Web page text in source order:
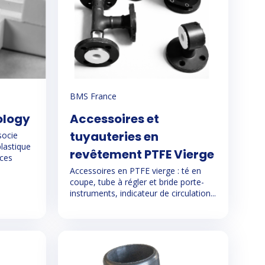
Accessoires et
tuyauteries en
revêtement PTFE Vierge
Accessoires en PTFE vierge : té en
coupe, tube à régler et bride porte-
instruments, indicateur de circulation...
BMS France